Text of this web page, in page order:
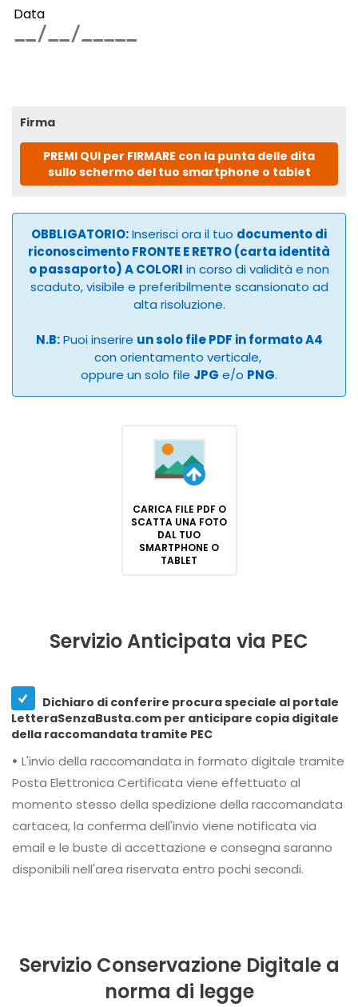
Data
Firma
PREMI QUI per FIRMARE con la punta delle dita
sullo schermo del tuo smartphone o tablet
OBBLIGATORIO:Inserisci ora il tuo documento di
riconoscimento FRONTE E RETRO (carta identità
o passaporto) A COLORI in corso di validità e non
scaduto, visibile e preferibilmente scansionato ad
alta risoluzione.
N.B:Puoi inserire un solo file PDF in formato A4
con orientamento verticale,
oppure un solo file JPG e/o PNG.
CARICA FILE PDF O
SCATTA UNA FOTO
DAL TUO
SMARTPHONE O
TABLET
Servizio Anticipata via PEC
Dichiaro di conferire procura speciale al portale
LetteraSenzaBusta.com per anticipare copia digitale
della raccomandata tramite PEC
• L'invio della raccomandata in formato digitale tramite
Posta Elettronica Certificata viene effettuato al
momento stesso della spedizione della raccomandata
cartacea, la conferma dell'invio viene notificata via
email e le buste di accettazione e consegna saranno
disponibili nell'area riservata entro pochi secondi.
Servizio Conservazione Digitale a
norma di legge